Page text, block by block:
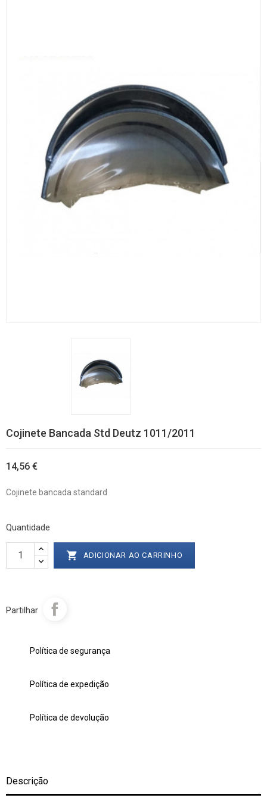
Cojinete Bancada Std Deutz 1011/2011
14,56 €
Cojinete bancada standard
Quantidade
 ADICIONAR AO CARRINHO
Partilhar
Política de segurança
Política de expedição
Política de devolução
Descrição